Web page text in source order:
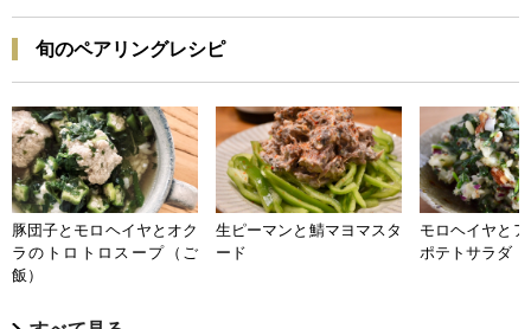
旬のペアリングレシピ
豚団子とモロヘイヤとオク
ラのトロトロスープ（ご
飯）
生ピーマンと鯖マヨマスタ
ード
モロヘイヤと
ポテトサラダ